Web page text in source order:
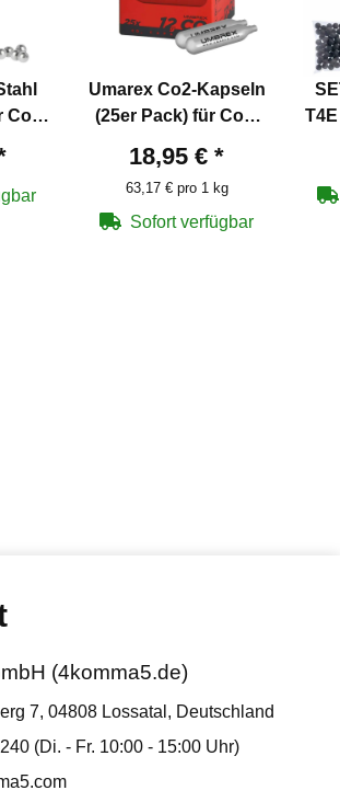
Co2
Umarex Co2-Kapseln
(25er Pack) für Co2-
18,95 € *
63,17 € pro 1 kg
Sofort verfügbar
(4komma5.de)
7, 04808 Lossatal, Deutschland
(Di. - Fr. 10:00 - 15:00 Uhr)